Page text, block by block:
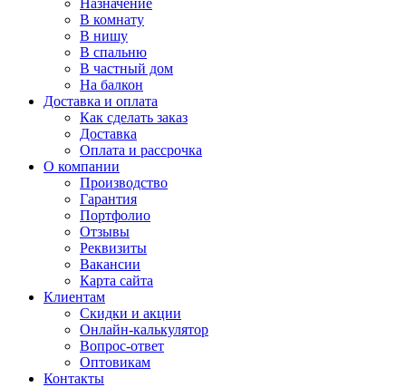
Назначение
В комнату
В нишу
В спальню
В частный дом
На балкон
Доставка и оплата
Как сделать заказ
Доставка
Оплата и рассрочка
О компании
Производство
Гарантия
Портфолио
Отзывы
Реквизиты
Вакансии
Карта сайта
Клиентам
Скидки и акции
Онлайн-калькулятор
Вопрос-ответ
Оптовикам
Контакты